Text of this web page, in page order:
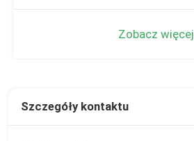
Zobacz więcej
Szczegóły kontaktu